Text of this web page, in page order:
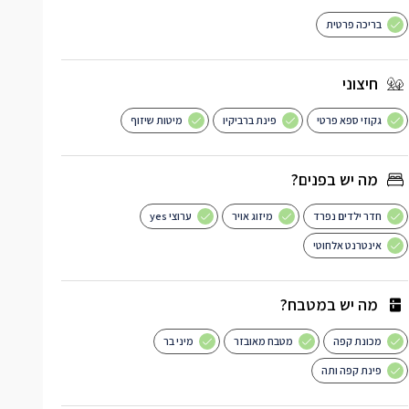
בריכה פרטית
חיצוני
גקוזי ספא פרטי פינת ברביקיו מיטות שיזוף
מה יש בפנים?
חדר ילדים נפרד מיזוג אויר ערוצי yes
אינטרנט אלחוטי
מה יש במטבח?
מכונת קפה מטבח מאובזר מיני בר
פינת קפה ותה